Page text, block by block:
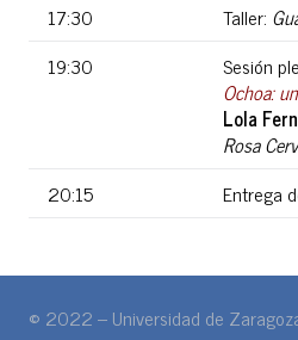
17:30
Taller:
19:30
Sesión
Ochoa:
Lola
Rosa
20:15
Entrega
© 2022 – Universidad de